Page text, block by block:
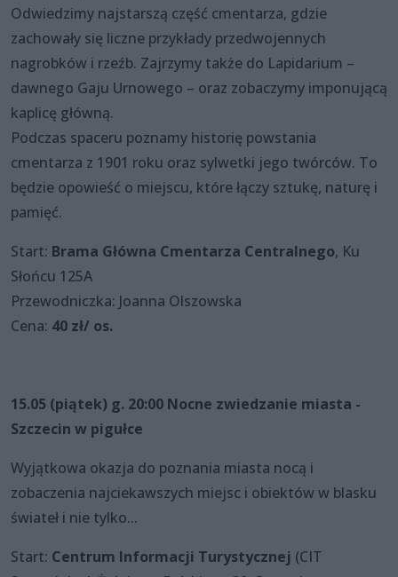
Odwiedzimy najstarszą część cmentarza, gdzie
zachowały się liczne przykłady przedwojennych
nagrobków i rzeźb. Zajrzymy także do Lapidarium –
dawnego Gaju Urnowego – oraz zobaczymy imponującą
kaplicę główną.
Podczas spaceru poznamy historię powstania
cmentarza z 1901 roku oraz sylwetki jego twórców. To
będzie opowieść o miejscu, które łączy sztukę, naturę i
pamięć.
Start: Brama Główna Cmentarza Centralnego, Ku
Słońcu 125A
Przewodniczka: Joanna Olszowska
Cena: 40 zł/ os.
15.05 (piątek) g. 20:00 Nocne zwiedzanie miasta -
Szczecin w pigułce
Wyjątkowa okazja do poznania miasta nocą i
zobaczenia najciekawszych miejsc i obiektów w blasku
świateł i nie tylko...
Start: Centrum Informacji Turystycznej (CIT